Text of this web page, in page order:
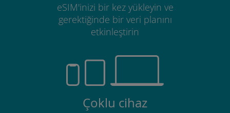
eSIM'inizi bir kez yükleyin ve
gerektiğinde bir veri planını
etkinleştirin
Çoklu cihaz